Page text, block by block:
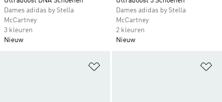
Dames adidas by Stella
McCartney
3 kleuren
Nieuw
Dames adidas by Stella
McCartney
2 kleuren
Nieuw